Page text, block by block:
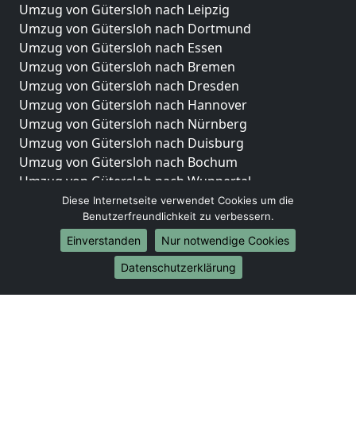
Umzug von Gütersloh nach Leipzig
Umzug von Gütersloh nach Dortmund
Umzug von Gütersloh nach Essen
Umzug von Gütersloh nach Bremen
Umzug von Gütersloh nach Dresden
Umzug von Gütersloh nach Hannover
Umzug von Gütersloh nach Nürnberg
Umzug von Gütersloh nach Duisburg
Umzug von Gütersloh nach Bochum
Umzug von Gütersloh nach Wuppertal
Umzug von Gütersloh nach Bielefeld
Umzug von Gütersloh nach Bonn
Umzug von Gütersloh nach Münster
Internationale-Umzüge
Umzug von Gütersloh nach Brasilien
Diese Internetseite verwendet Cookies um die
Benutzerfreundlichkeit zu verbessern.
Einverstanden
Nur notwendige Cookies
Datenschutzerklärung